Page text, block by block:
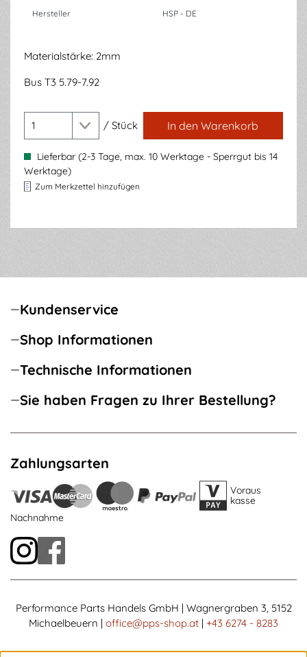
Hersteller HSP - DE
Materialstärke: 2mm
Bus T3 5.79-7.92
/ Stück In den Warenkorb
Lieferbar (2-3 Tage, max. 10 Werktage - Sperrgut bis 14
Werktage)
Zum Merkzettel hinzufügen
Kundenservice
Shop Informationen
Technische Informationen
Sie haben Fragen zu Ihrer Bestellung?
Zahlungsarten
Voraus
kasse
Nachnahme
Performance Parts Handels GmbH | Wagnergraben 3, 5152
Michaelbeuern | office@pps-shop.at | +43 6274 - 8283